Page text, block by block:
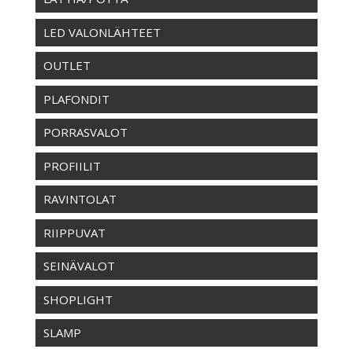
LED VALONLÄHTEET
OUTLET
PLAFONDIT
PORRASVALOT
PROFIILIT
RAVINTOLAT
RIIPPUVAT
SEINÄVALOT
SHOPLIGHT
SLAMP